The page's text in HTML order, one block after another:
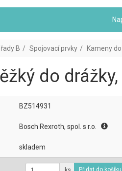
B Spojovací prvky Kameny
do
BZ514931
Bosch Rexroth, spol. s r.o.
skladem